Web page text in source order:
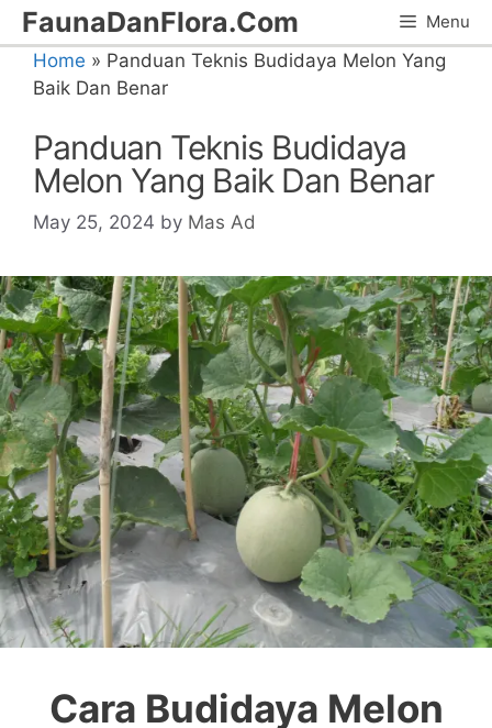
Skip
to
content
FaunaDanFlora.Com Menu
Home » Panduan Teknis Budidaya Melon Yang
Baik Dan Benar
Panduan Teknis Budidaya
Melon Yang Baik Dan Benar
May 25, 2024 by Mas Ad
Cara Budidaya Melon